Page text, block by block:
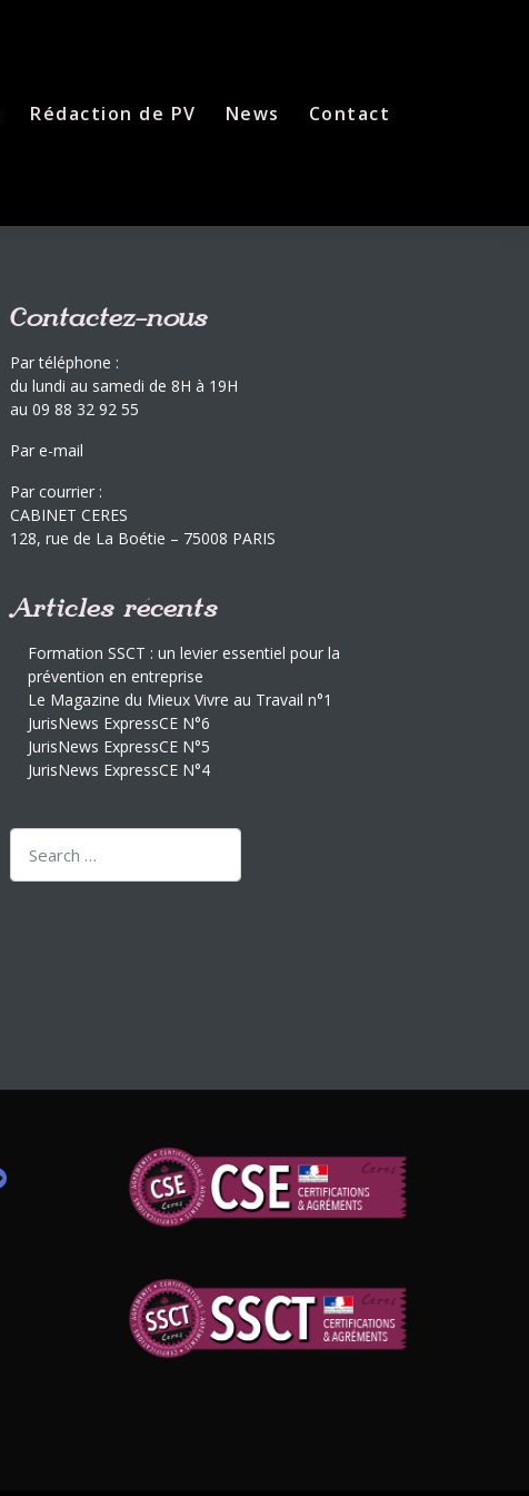
Rédaction de PV News Contact
Contactez-nous
Par téléphone :
du lundi au samedi de 8H à 19H
au 09 88 32 92 55
Par e-mail
Par courrier :
CABINET CERES
128, rue de La Boétie – 75008 PARIS
Articles récents
Formation SSCT : un levier essentiel pour la
prévention en entreprise
Le Magazine du Mieux Vivre au Travail n°1
JurisNews ExpressCE N°6
JurisNews ExpressCE N°5
JurisNews ExpressCE N°4